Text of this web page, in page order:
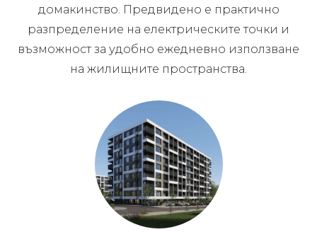
домакинство. Предвидено е практично
разпределение на електрическите точки и
възможност за удобно ежедневно използване
на жилищните пространства.